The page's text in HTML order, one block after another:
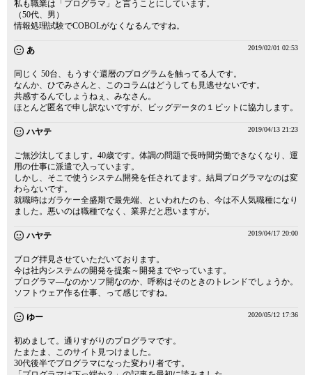
私も職業は「プログラマ」と言うことにしています。
（50代、男）
情報処理試験でCOBOLがなくなるんですね。
あ 2019/02/01 02:53
同じく 50台、もうすぐ還暦のプログラムを触ってる人です。
なんか、ひでみさんと、このコラムはどうしても見逃せないです。
共感するんでしょうねぇ、みなさん。
ほとんど匿名で申し訳ないですが、ビッグデータの１ビットに協力します。
ハヤテ 2019/04/13 21:23
ご無沙汰してましす。40歳です。体調の問題で長時間労働できなくなり、運
用の仕事に派遣で入っています。
しかし、そこで使うシステム開発を任されてます。結局プログラマなのは変
わらないです。
就職時はガラケー全盛期で最先端、といわれたのも、今は不人気職種になり
ました。悪いのは職種でなく、業界だと思いますが。
ハヤテ 2019/04/17 20:00
ブログ拝見させていただいております。
今は社内システムの開発を提案～開発までやっています。
プログラマ―なのかソフ開なのか、呼称はそのときのトレンドでしょうか。
ソフトウェア作る仕事、って感じですね。
ゆー 2020/05/12 17:36
初めまして。通りすがりのプログラマです。
たまたま、このサイト見つけました。
30代後半でプログラマになった変わり者です。